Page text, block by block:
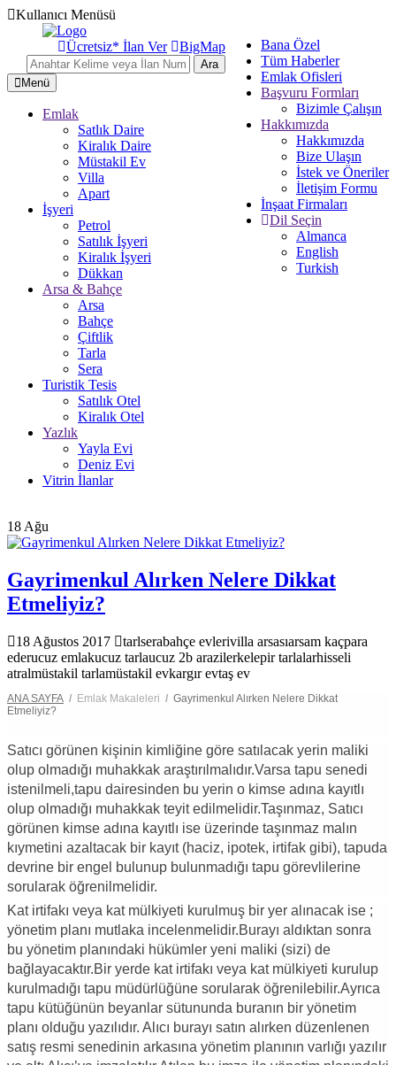
Kullanıcı Menüsü
Bana Özel
Tüm Haberler
Emlak Ofisleri
Başvuru Formları
Bizimle Çalışın
Hakkımızda
Hakkımızda
Bize Ulaşın
İstek ve Öneriler
İletişim Formu
İnşaat Firmaları
Dil Seçin
Almanca
English
Turkish
Ücretsiz* İlan Ver BigMap
Ara
Menü
Emlak
Satlık Daire
Kiralık Daire
Müstakil Ev
Villa
Apart
İşyeri
Petrol
Satılık İşyeri
Kiralık İşyeri
Dükkan
Arsa & Bahçe
Arsa
Bahçe
Çiftlik
Tarla
Sera
Turistik Tesis
Satılık Otel
Kiralık Otel
Yazlık
Yayla Evi
Deniz Evi
Vitrin İlanlar
18 Ağu
Gayrimenkul Alırken Nelere Dikkat
Etmeliyiz?
18 Ağustos 2017 tarlserabahçe evlerivilla arsasıarsam kaçpara
ederucuz emlakucuz tarlaucuz 2b arazilerkelepir tarlalarhisseli
atralmüstakil tarlamüstakil evkargır evtaş ev
ANA SAYFA / Emlak Makaleleri / Gayrimenkul Alırken Nelere Dikkat
Etmeliyiz?
Satıcı görünen kişinin kimliğine göre satılacak yerin maliki
olup olmadığı muhakkak araştırılmalıdır.Varsa tapu senedi
istenilmeli,tapu dairesinden bu yerin o kimse adına kayıtlı
olup olmadığı muhakkak teyit edilmelidir.Taşınmaz, Satıcı
görünen kimse adına kayıtlı ise üzerinde taşınmaz malın
kıymetini azaltacak bir kayıt (haciz, ipotek, irtifak gibi), tapuda
devrine bir engel bulunup bulunmadığı tapu görevlilerine
sorularak öğrenilmelidir.
Kat irtifakı veya kat mülkiyeti kurulmuş bir yer alınacak ise ;
yönetim planı mutlaka incelenmelidir.Burayı aldıktan sonra
bu yönetim planındaki hükümler yeni maliki (sizi) de
bağlayacaktır.Bir yerde kat irtifakı veya kat mülkiyeti kurulup
kurulmadığı tapu müdürlüğüne sorularak öğrenilebilir.Ayrıca
tapu kütüğünün beyanlar sütununda buranın bir yönetim
planı olduğu yazılıdır. Alıcı burayı satın alırken düzenlenen
satış resmi senedinin arkasına yönetim planının varlığı yazılır